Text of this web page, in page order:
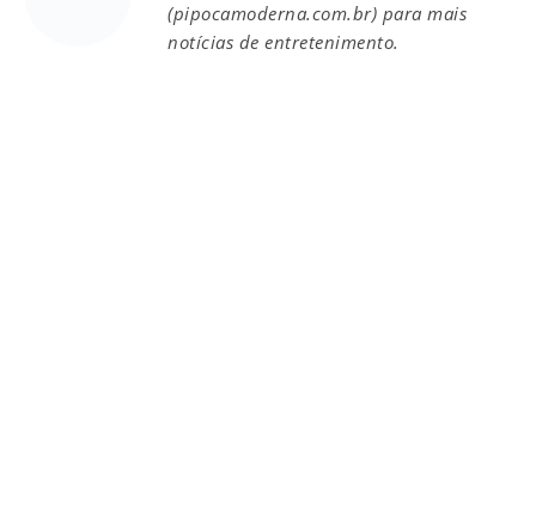
(pipocamoderna.com.br) para mais
notícias de entretenimento.